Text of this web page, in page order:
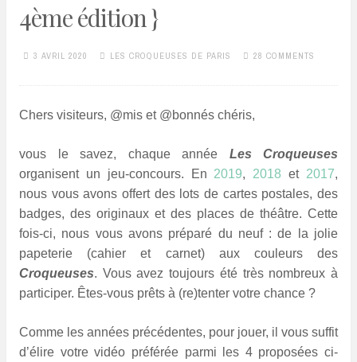
4ème édition }
3 AVRIL 2020 LES CROQUEUSES DE PARIS 28 COMMENTS
Chers visiteurs, @mis et @bonnés chéris,
vous le savez, chaque année Les Croqueuses
organisent un jeu-concours. En 2019, 2018 et 2017,
nous vous avons offert des lots de cartes postales, des
badges, des originaux et des places de théâtre. Cette
fois-ci, nous vous avons préparé du neuf : de la jolie
papeterie (cahier et carnet) aux couleurs des
Croqueuses. Vous avez toujours été très nombreux à
participer. Êtes-vous prêts à (re)tenter votre chance ?
Comme les années précédentes, pour jouer, il vous suffit
d’élire votre vidéo préférée parmi les 4 proposées ci-